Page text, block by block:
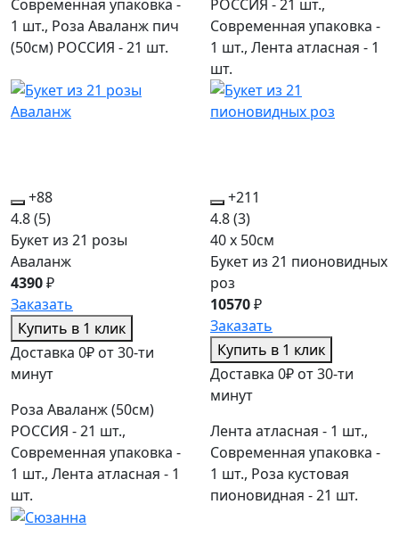
Современная упаковка -
1 шт., Роза Аваланж пич
(50см) РОССИЯ - 21 шт.
РОССИЯ - 21 шт.,
Современная упаковка -
1 шт., Лента атласная - 1
шт.
+88
4.8(5)
Букет из 21 розы
Аваланж
4390₽
Заказать
Купить в 1 клик
Доставка 0₽ от 30-ти
минут
Роза Аваланж (50см)
РОССИЯ - 21 шт.,
Современная упаковка -
1 шт., Лента атласная - 1
шт.
+211
4.8(3)
40 x 50см
Букет из 21 пионовидных
роз
10570₽
Заказать
Купить в 1 клик
Доставка 0₽ от 30-ти
минут
Лента атласная - 1 шт.,
Современная упаковка -
1 шт., Роза кустовая
пионовидная - 21 шт.